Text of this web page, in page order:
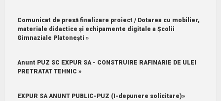
Comunicat de presă finalizare proiect / Dotarea cu mobilier,
materiale didactice și echipamente digitale a Școlii
Gimnaziale Platonești »
Anunt PUZ SC EXPUR SA - CONSTRUIRE RAFINARIE DE ULEI
PRETRATAT TEHNIC »
EXPUR SA ANUNT PUBLIC-PUZ (I-depunere solicitare)»